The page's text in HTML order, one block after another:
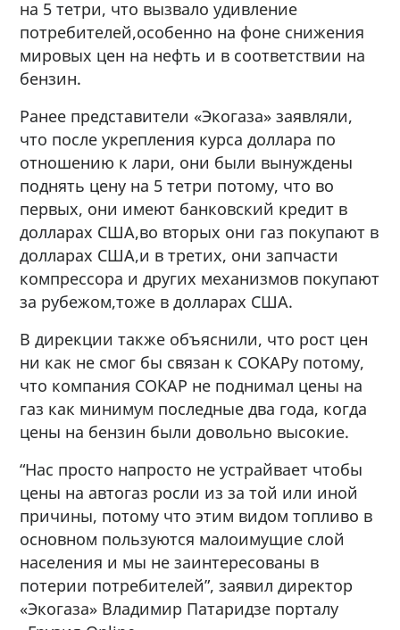
на 5 тетри, что вызвало удивление
потребителей,особенно на фоне снижения
мировых цен на нефть и в соответствии на
бензин.
Ранее представители «Экогаза» заявляли,
что после укрепления курса доллара по
отношению к лари, они были вынуждены
поднять цену на 5 тетри потому, что во
первых, они имеют банковский кредит в
долларах США,во вторых они газ покупают в
долларах США,и в третих, они запчасти
компрессора и других механизмов покупают
за рубежом,тоже в долларах США.
В дирекции также объяснили, что рост цен
ни как не смог бы связан к СОКАРу потому,
что компания СОКАР не поднимал цены на
газ как минимум последные два года, когда
цены на бензин были довольно высокие.
“Нас просто напросто не устрайвает чтобы
цены на автогаз росли из за той или иной
причины, потому что этим видом топливо в
основном пользуются малоимущие слой
населения и мы не заинтересованы в
потерии потребителей”, заявил директор
«Экогаза» Владимир Патаридзе порталу